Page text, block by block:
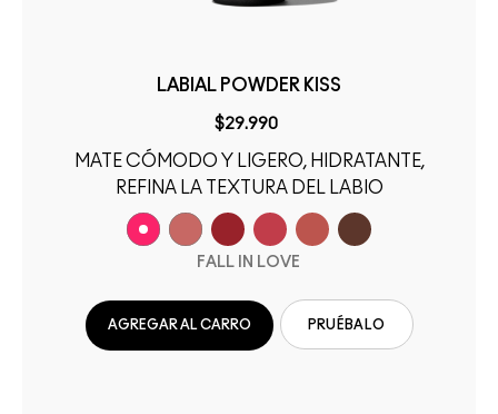
LABIAL POWDER KISS
$29.990
MATE CÓMODO Y LIGERO, HIDRATANTE,
REFINA LA TEXTURA DEL LABIO
FALL IN LOVE
AGREGAR AL CARRO PRUÉBALO